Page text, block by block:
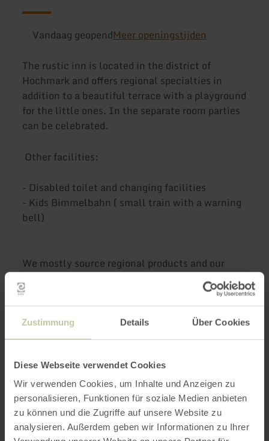
Zustimmung Details Über Cookies
Diese Webseite verwendet Cookies
Wir verwenden Cookies, um Inhalte und Anzeigen zu
personalisieren, Funktionen für soziale Medien anbieten
zu können und die Zugriffe auf unsere Website zu
analysieren. Außerdem geben wir Informationen zu Ihrer
Vandaag geopendMeer openingstijden
The rustic inn is located in the district of
Hochmark and offers regional specialties in
addition to a beautiful terrace with a playground
for the little ones. In the separate room parties
can be celebrated.
Other facilities:
- Disabled toilet and changing facilities
- Kids Bimmelbahn ( small train with a warning
bell)
We mostly source regional products and our
We also offer home-baked pies and cakes, which
we make ourselves.
Meer informatie